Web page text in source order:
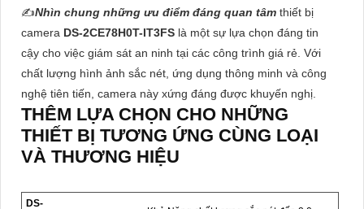
✍️Nhìn chung những ưu điểm đáng quan tâm thiết bị
camera DS-2CE78H0T-IT3FS là một sự lựa chọn đáng tin
cậy cho việc giám sát an ninh tại các công trình giá rẻ. Với
chất lượng hình ảnh sắc nét, ứng dụng thông minh và công
nghệ tiên tiến, camera này xứng đáng được khuyến nghị.
THÊM LỰA CHỌN CHO NHỮNG
THIẾT BỊ TƯƠNG ỨNG CÙNG LOẠI
VÀ THƯƠNG HIỆU
DS-